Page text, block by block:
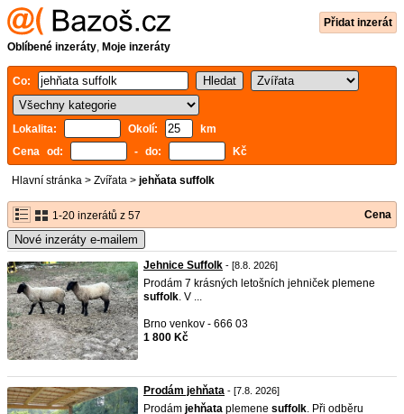
Přidat inzerát
Oblíbené inzeráty, Moje inzeráty
Co:
Lokalita: Okolí:
km
Cena od:
- do: Kč
Hlavní stránka > Zvířata > jehňata suffolk
1-20 inzerátů z 57 Cena
Nové inzeráty e-mailem
Jehnice Suffolk - [8.8. 2026]
Prodám 7 krásných letošních jehniček plemene
suffolk. V ...
Brno venkov - 666 03
1 800 Kč
Prodám jehňata - [7.8. 2026]
Prodám jehňata plemene suffolk. Při odběru